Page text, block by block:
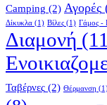
Camping (2) Αγορές
Δίκυκλα (1) Βίλες (1) Γάμος -
Διαμονή
Ταβέρνες (2) Θέρμανση